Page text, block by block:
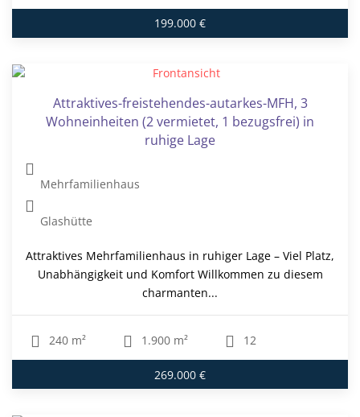
199.000 €
Attraktives-freistehendes-autarkes-MFH, 3
Wohneinheiten (2 vermietet, 1 bezugsfrei) in
ruhige Lage
Mehrfamilienhaus
Glashütte
Attraktives Mehrfamilienhaus in ruhiger Lage – Viel Platz,
Unabhängigkeit und Komfort Willkommen zu diesem
charmanten...
240 m² 1.900 m² 12
269.000 €